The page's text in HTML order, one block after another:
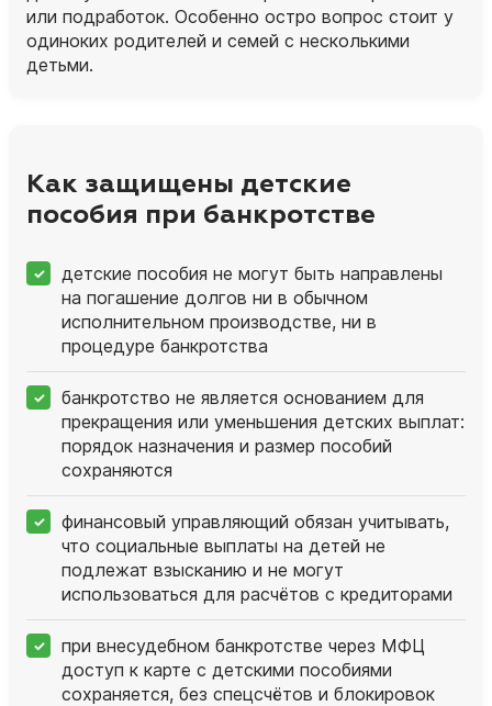
или подработок. Особенно остро вопрос стоит у
одиноких родителей и семей с несколькими
детьми.
Как защищены детские
пособия при банкротстве
детские пособия не могут быть направлены
на погашение долгов ни в обычном
исполнительном производстве, ни в
процедуре банкротства
банкротство не является основанием для
прекращения или уменьшения детских выплат:
порядок назначения и размер пособий
сохраняются
финансовый управляющий обязан учитывать,
что социальные выплаты на детей не
подлежат взысканию и не могут
использоваться для расчётов с кредиторами
при внесудебном банкротстве через МФЦ
доступ к карте с детскими пособиями
сохраняется, без спецсчётов и блокировок